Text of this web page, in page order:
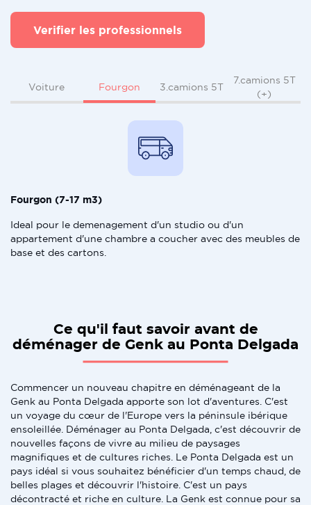
Verifier les professionnels
Voiture Fourgon 3.camions 5T
7.camions 5T
(+)
Fourgon (7-17 m3)
Ideal pour le demenagement d'un studio ou d'un
appartement d'une chambre a coucher avec des meubles de
base et des cartons.
Ce qu'il faut savoir avant de
déménager de Genk au Ponta Delgada
Commencer un nouveau chapitre en déménageant de la
Genk au Ponta Delgada apporte son lot d'aventures. C'est
un voyage du cœur de l'Europe vers la péninsule ibérique
ensoleillée. Déménager au Ponta Delgada, c'est découvrir de
nouvelles façons de vivre au milieu de paysages
magnifiques et de cultures riches. Le Ponta Delgada est un
pays idéal si vous souhaitez bénéficier d'un temps chaud, de
belles plages et découvrir l'histoire. C'est un pays
décontracté et riche en culture. La Genk est connue pour sa